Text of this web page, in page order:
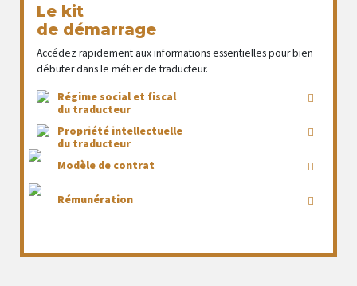
Le kit
de démarrage
Accédez rapidement aux informations essentielles pour bien
débuter dans le métier de traducteur.
Régime social et fiscal
du traducteur
Propriété intellectuelle
du traducteur
Modèle de contrat
Rémunération